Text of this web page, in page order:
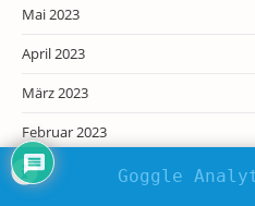
Mai 2023
April 2023
März 2023
Februar 2023
November 2022Goggle